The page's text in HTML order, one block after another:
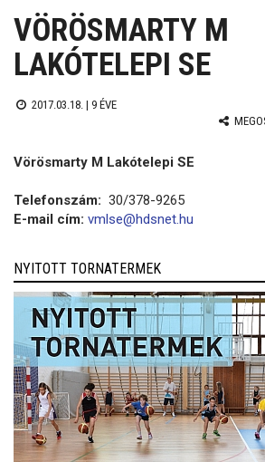
VÖRÖSMARTY M
LAKÓTELEPI SE
2017.03.18. | 9 ÉVE
Vörösmarty M Lakótelepi SE
Telefonszám: 30/378-9265
E-mail cím: vmlse@hdsnet.hu
NYITOTT TORNATERMEK